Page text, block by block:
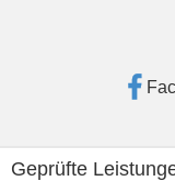
Geprüfte